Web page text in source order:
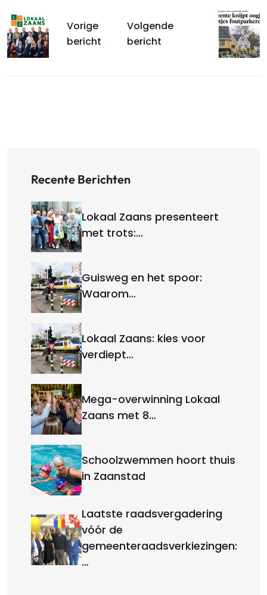
Vorige
bericht
Volgende
bericht
Recente Berichten
Lokaal Zaans presenteert
met trots:…
Guisweg en het spoor:
Waarom…
Lokaal Zaans: kies voor
verdiept…
Mega-overwinning Lokaal
Zaans met 8…
Schoolzwemmen hoort thuis
in Zaanstad
Laatste raadsvergadering
vóór de
gemeenteraadsverkiezingen:
…